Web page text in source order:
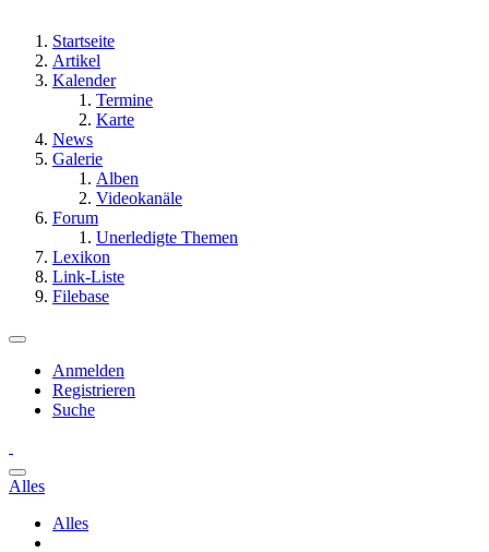
Startseite
Artikel
Kalender
Termine
Karte
News
Galerie
Alben
Videokanäle
Forum
Unerledigte Themen
Lexikon
Link-Liste
Filebase
Anmelden
Registrieren
Suche
Alles
Alles